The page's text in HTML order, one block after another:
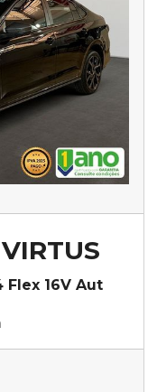
VIRTUS
Flex 16V Aut